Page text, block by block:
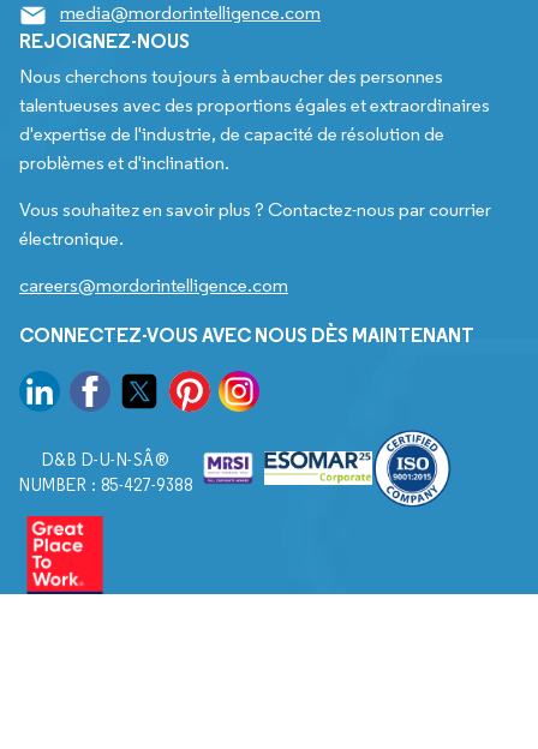
media@mordorintelligence.com
REJOIGNEZ-NOUS
Nous cherchons toujours à embaucher des personnes
talentueuses avec des proportions égales et extraordinaires
d'expertise de l'industrie, de capacité de résolution de
problèmes et d'inclination.
Vous souhaitez en savoir plus ? Contactez-nous par courrier
électronique.
careers@mordorintelligence.com
CONNECTEZ-VOUS AVEC NOUS DÈS MAINTENANT
D&B D-U-N-SÂ®
NUMBER : 85-427-9388